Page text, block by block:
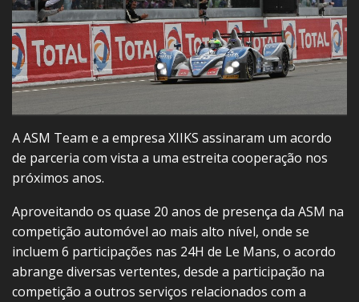
A ASM Team e a empresa XIIKS assinaram um acordo
de parceria com vista a uma estreita cooperação nos
próximos anos.
Aproveitando os quase 20 anos de presença da ASM na
competição automóvel ao mais alto nível, onde se
incluem 6 participações nas 24H de Le Mans, o acordo
abrange diversas vertentes, desde a participação na
competição a outros serviços relacionados com a